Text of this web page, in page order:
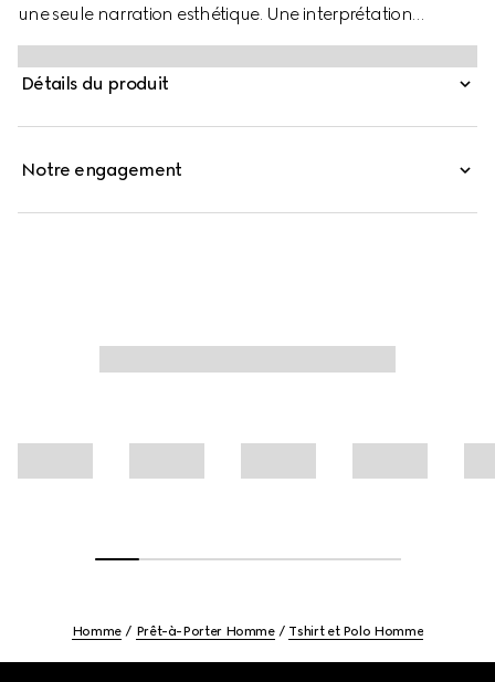
une seule narration esthétique. Une interprétation
moderne de la bande Web embellit des vêtements prêt-
à-porter essentiels qui mettent en valeur des textures
raffinées et des détails contemporains. Confectionné en
Détails du produit
Notre engagement
Homme Prêt-à-Porter Homme Tshirt et Polo Homme